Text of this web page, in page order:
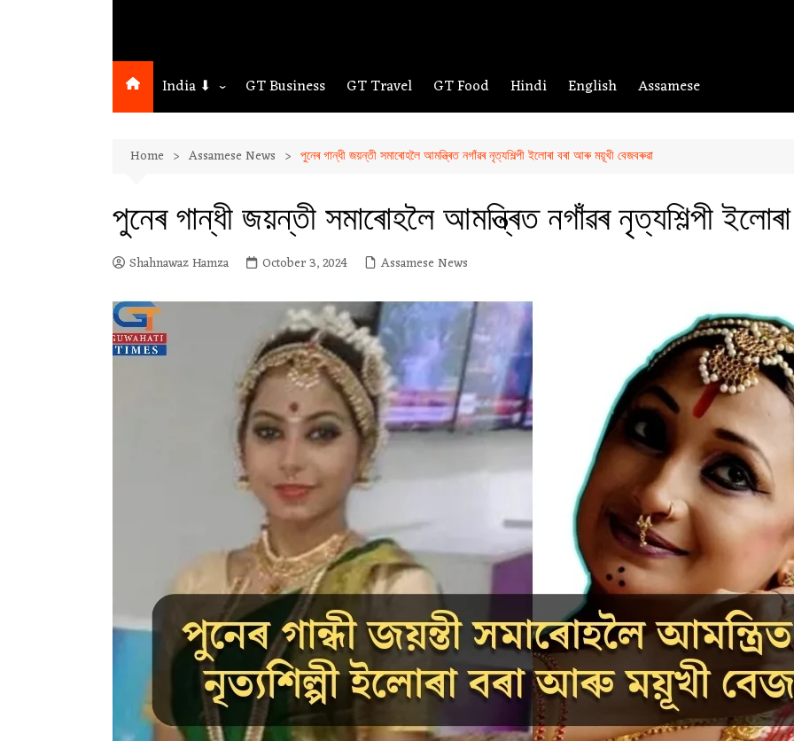
India ⬇
Guwahati
GT Business GT Travel GT Food Hindi English Assamese
Home Assamese News পুনেৰ গান্ধী জয়ন্তী সমাৰোহলৈ আমন্ত্ৰিত নগাঁৱৰ নৃত্যশিল্পী ইলোৰা বৰা আৰু ময়ূখী বেজবৰুৱা
পুনেৰ গান্ধী জয়ন্তী সমাৰোহলৈ আমন্ত্ৰিত নগাঁৱৰ নৃত্যশিল্পী
Shahnawaz Hamza October 3, 2024 Assamese News